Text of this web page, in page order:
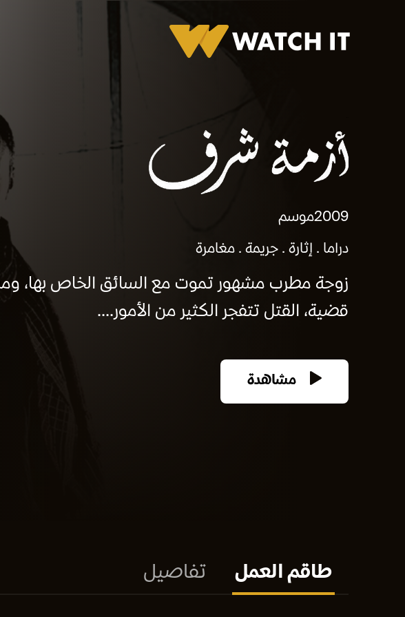
2009موسم
دراما
إثارة جريمة مغامرة
زوجة مطرب مشهور تموت مع السائق الخاص بها،
قضية، القتل تتفجر الكثير من الأمور....
مشاهدة
طاقم العمل تفاصيل